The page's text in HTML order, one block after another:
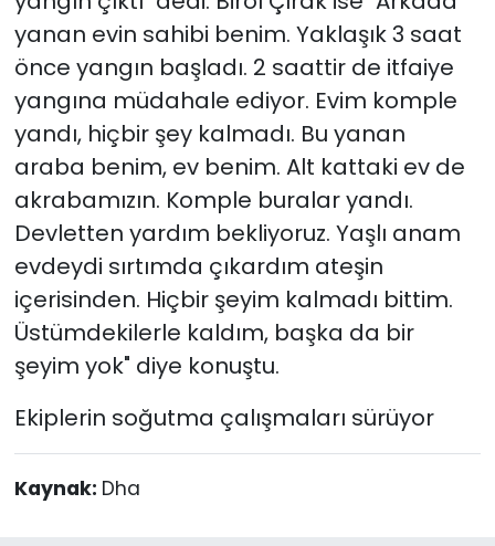
yanan evin sahibi benim. Yaklaşık 3 saat
önce yangın başladı. 2 saattir de itfaiye
yangına müdahale ediyor. Evim komple
yandı, hiçbir şey kalmadı. Bu yanan
araba benim, ev benim. Alt kattaki ev de
akrabamızın. Komple buralar yandı.
Devletten yardım bekliyoruz. Yaşlı anam
evdeydi sırtımda çıkardım ateşin
içerisinden. Hiçbir şeyim kalmadı bittim.
Üstümdekilerle kaldım, başka da bir
şeyim yok" diye konuştu.
Ekiplerin soğutma çalışmaları sürüyor
Kaynak: Dha